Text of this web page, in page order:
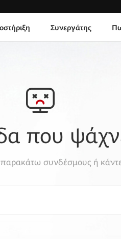
Συνεργάτης
που
παρακάτω συνδέσμους ή